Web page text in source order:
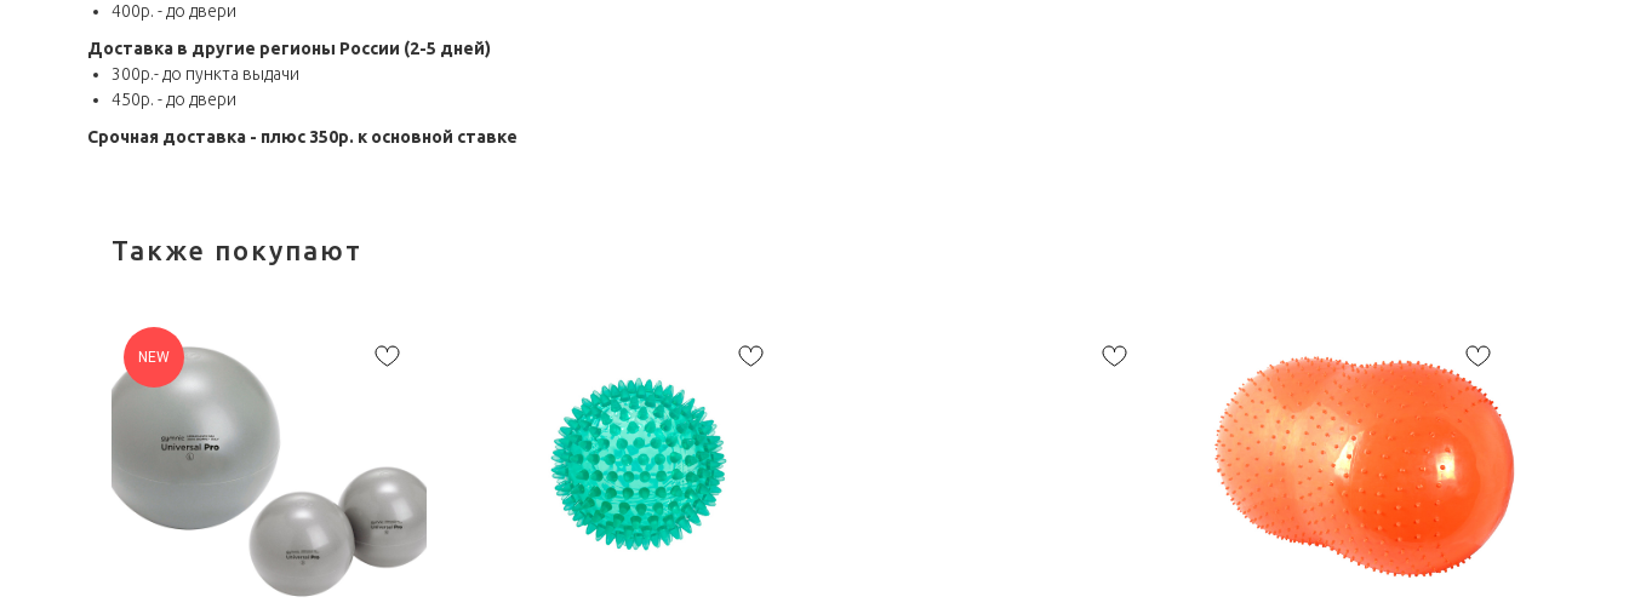
400р. - до двери
Доставка в другие регионы России (2-5 дней)
300р.- до пункта выдачи
450р. - до двери
Срочная доставка - плюс 350р. к основной ставке
Также покупают
NEW